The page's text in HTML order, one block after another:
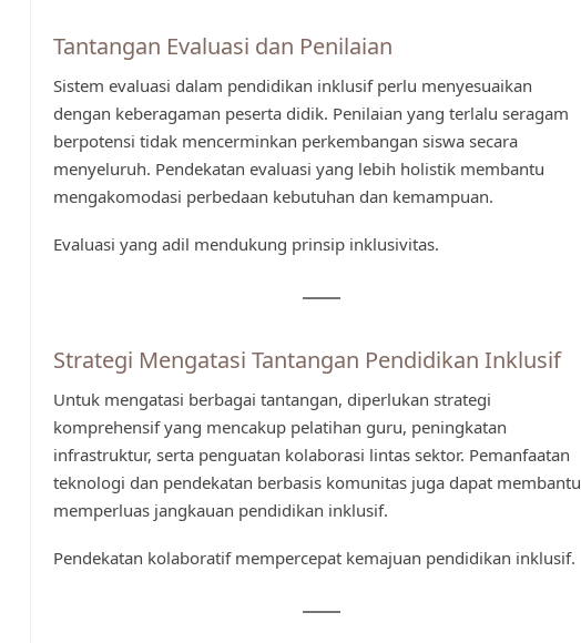
Tantangan Evaluasi dan Penilaian
Sistem evaluasi dalam pendidikan inklusif perlu menyesuaikan
dengan keberagaman peserta didik. Penilaian yang terlalu seragam
berpotensi tidak mencerminkan perkembangan siswa secara
menyeluruh. Pendekatan evaluasi yang lebih holistik membantu
mengakomodasi perbedaan kebutuhan dan kemampuan.
Evaluasi yang adil mendukung prinsip inklusivitas.
Strategi Mengatasi Tantangan Pendidikan Inklusif
Untuk mengatasi berbagai tantangan, diperlukan strategi
komprehensif yang mencakup pelatihan guru, peningkatan
infrastruktur, serta penguatan kolaborasi lintas sektor. Pemanfaatan
teknologi dan pendekatan berbasis komunitas juga dapat membantu
memperluas jangkauan pendidikan inklusif.
Pendekatan kolaboratif mempercepat kemajuan pendidikan inklusif.